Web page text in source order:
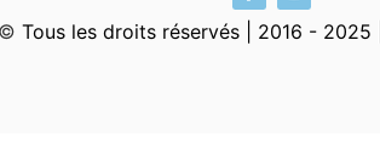
© Tous les droits réservés | 2016 - 2025